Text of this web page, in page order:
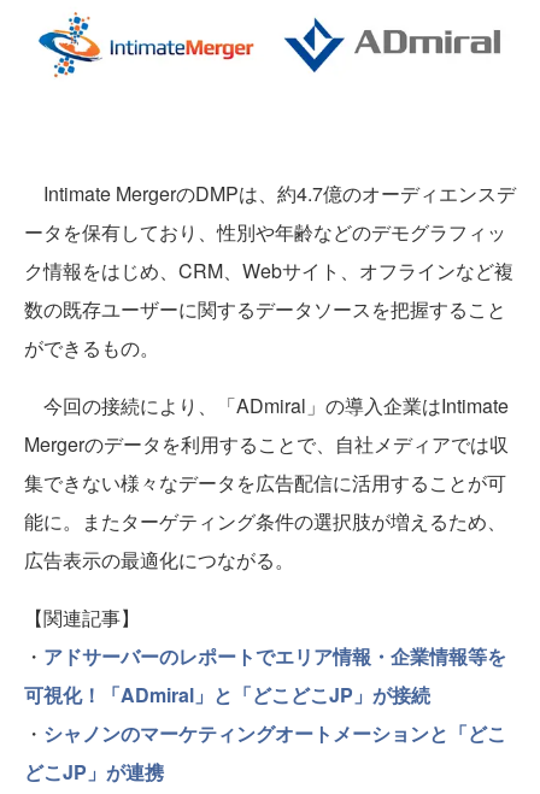
Intimate MergerのDMPは、約4.7億のオーディエンスデ
ータを保有しており、性別や年齢などのデモグラフィッ
ク情報をはじめ、CRM、Webサイト、オフラインなど複
数の既存ユーザーに関するデータソースを把握すること
ができるもの。
今回の接続により、「ADmiral」の導入企業はIntimate
Mergerのデータを利用することで、自社メディアでは収
集できない様々なデータを広告配信に活用することが可
能に。またターゲティング条件の選択肢が増えるため、
広告表示の最適化につながる。
【関連記事】
・ アドサーバーのレポートでエリア情報・企業情報等を
可視化！「ADmiral」と「どこどこJP」が接続
・ シャノンのマーケティングオートメーションと「どこ
どこJP」が連携